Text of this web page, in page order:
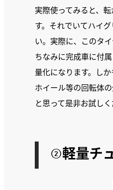
実際使ってみると、
す。それでいてハイ
い。実際に、このタ
ちなみに完成車に付
量化になります。し
ホイール等の回転体
と思って是非お試しく
②軽量チ